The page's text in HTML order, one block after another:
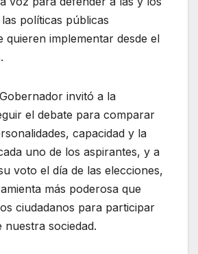
políticas públicas
quieren implementar desde el
invitó a la
el debate para comparar
capacidad y la
uno de los aspirantes, y a
voto el día de las elecciones,
más poderosa que
ciudadanos para participar
nuestra sociedad.